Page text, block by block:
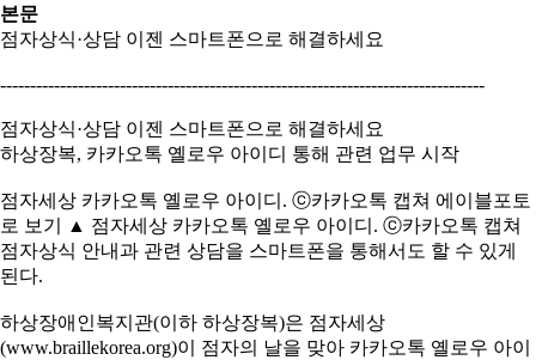
본문
점자상식·상담 이젠 스마트폰으로 해결하세요
---------------------------------------------------------------------------------
점자상식·상담 이젠 스마트폰으로 해결하세요
하상장복, 카카오톡 옐로우 아이디 통해 관련 업무 시작
점자세상 카카오톡 옐로우 아이디. ⓒ카카오톡 캡쳐 에이블포토
로 보기 ▲ 점자세상 카카오톡 옐로우 아이디. ⓒ카카오톡 캡쳐
점자상식 안내과 관련 상담을 스마트폰을 통해서도 할 수 있게
된다.
하상장애인복지관(이하 하상장복)은 점자세상
(www.braillekorea.org)이 점자의 날을 맞아 카카오톡 옐로우 아이